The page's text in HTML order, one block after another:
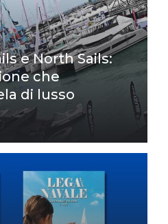
e North Sails:
che
di lusso